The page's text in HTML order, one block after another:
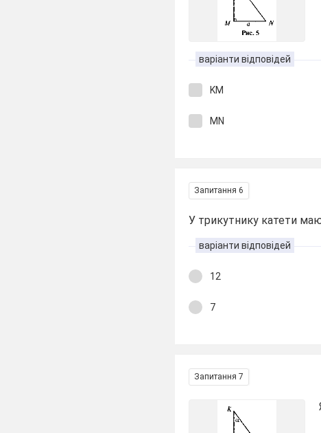
варіанти відповідей
KM
MN
Запитання 6
У трикутнику катети
варіанти відповідей
12
7
Запитання 7